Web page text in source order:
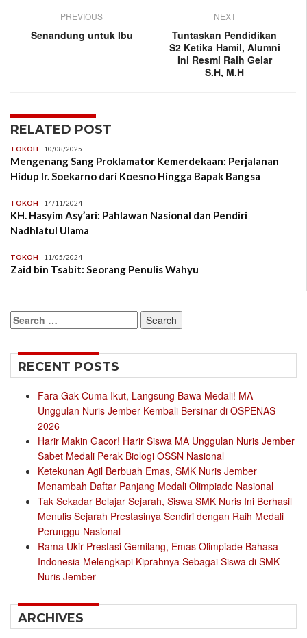
PREVIOUS
Senandung untuk Ibu
NEXT
Tuntaskan Pendidikan
S2 Ketika Hamil, Alumni
Ini Resmi Raih Gelar
S.H, M.H
RELATED POST
TOKOH 10/08/2025
Mengenang Sang Proklamator Kemerdekaan: Perjalanan
Hidup Ir. Soekarno dari Koesno Hingga Bapak Bangsa
TOKOH 14/11/2024
KH. Hasyim Asy’ari: Pahlawan Nasional dan Pendiri
Nadhlatul Ulama
TOKOH 11/05/2024
Zaid bin Tsabit: Seorang Penulis Wahyu
Search
for:
RECENT POSTS
Fara Gak Cuma Ikut, Langsung Bawa Medali! MA
Unggulan Nuris Jember Kembali Bersinar di OSPENAS
2026
Harir Makin Gacor! Harir Siswa MA Unggulan Nuris Jember
Sabet Medali Perak Biologi OSSN Nasional
Ketekunan Agil Berbuah Emas, SMK Nuris Jember
Menambah Daftar Panjang Medali Olimpiade Nasional
Tak Sekadar Belajar Sejarah, Siswa SMK Nuris Ini Berhasil
Menulis Sejarah Prestasinya Sendiri dengan Raih Medali
Perunggu Nasional
Rama Ukir Prestasi Gemilang, Emas Olimpiade Bahasa
Indonesia Melengkapi Kiprahnya Sebagai Siswa di SMK
Nuris Jember
ARCHIVES